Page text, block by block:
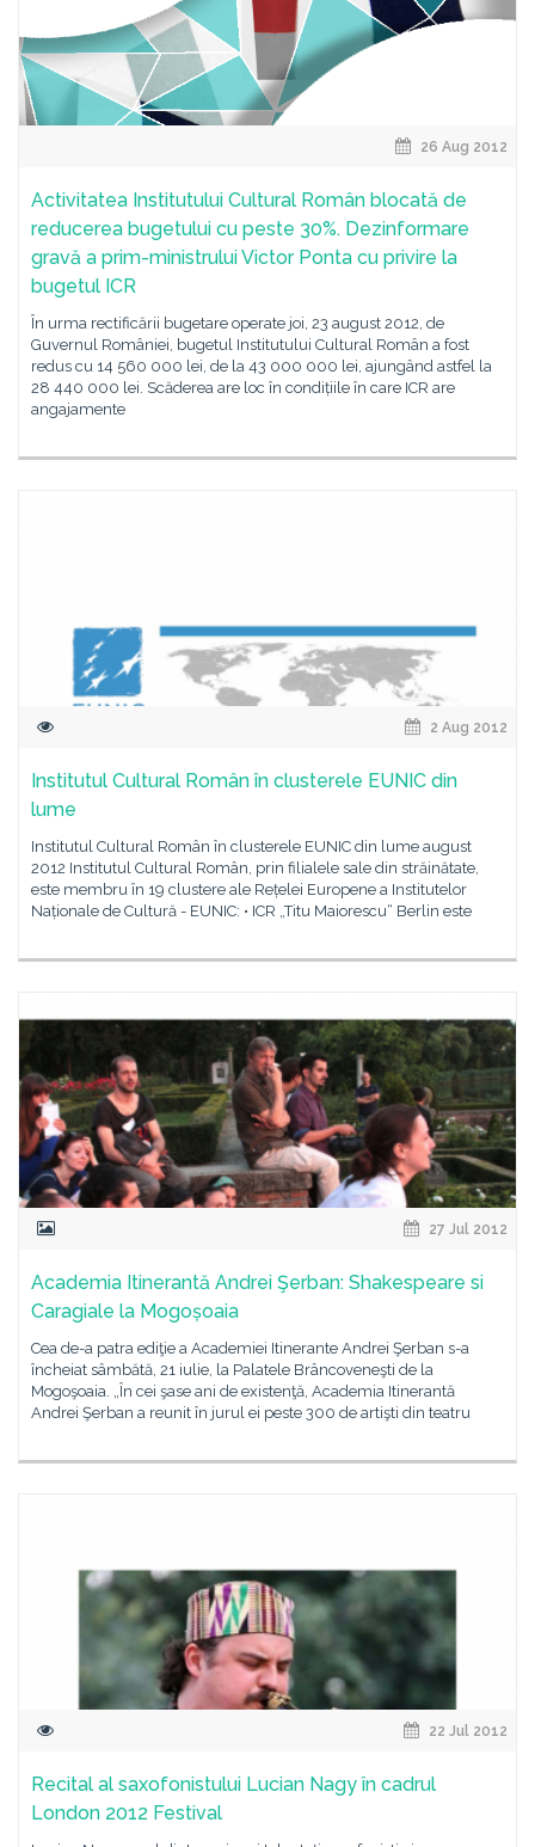
26 Aug 2012
Activitatea Institutului Cultural Român blocată de
reducerea bugetului cu peste 30%. Dezinformare
gravă a prim-ministrului Victor Ponta cu privire la
bugetul ICR
În urma rectificării bugetare operate joi, 23 august 2012, de
Guvernul României, bugetul Institutului Cultural Român a fost
redus cu 14 560 000 lei, de la 43 000 000 lei, ajungând astfel la
28 440 000 lei. Scăderea are loc în condițiile în care ICR are
angajamente
2 Aug 2012
Institutul Cultural Român în clusterele EUNIC din
lume
Institutul Cultural Român în clusterele EUNIC din lume august
2012 Institutul Cultural Român, prin filialele sale din străinătate,
este membru în 19 clustere ale Rețelei Europene a Institutelor
Naționale de Cultură - EUNIC: • ICR „Titu Maiorescu“ Berlin este
27 Jul 2012
Academia Itinerantă Andrei Şerban: Shakespeare si
Caragiale la Mogoșoaia
Cea de-a patra ediţie a Academiei Itinerante Andrei Şerban s-a
încheiat sâmbătă, 21 iulie, la Palatele Brâncoveneşti de la
Mogoşoaia. „În cei şase ani de existenţă, Academia Itinerantă
Andrei Şerban a reunit în jurul ei peste 300 de artişti din teatru
22 Jul 2012
Recital al saxofonistului Lucian Nagy în cadrul
London 2012 Festival